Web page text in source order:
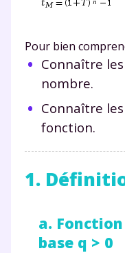
Pour bien
Connaître
nombre.
Connaître
fonction.
1.
a.
base q > 0